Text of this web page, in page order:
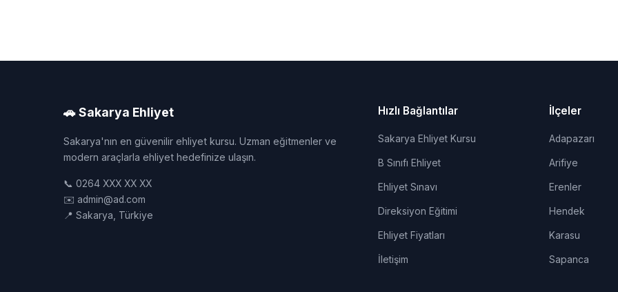
🚗 Sakarya Ehliyet
Sakarya'nın en güvenilir ehliyet kursu. Uzman eğitmenler ve
modern araçlarla ehliyet hedefinize ulaşın.
📞 0264 XXX XX XX
✉️ admin@ad.com
📍 Sakarya, Türkiye
Hızlı Bağlantılar
Sakarya Ehliyet Kursu
B Sınıfı Ehliyet
Ehliyet Sınavı
Direksiyon Eğitimi
Ehliyet Fiyatları
İletişim
İlçeler
Adapazarı
Arifiye
Erenler
Hendek
Karasu
Sapanca